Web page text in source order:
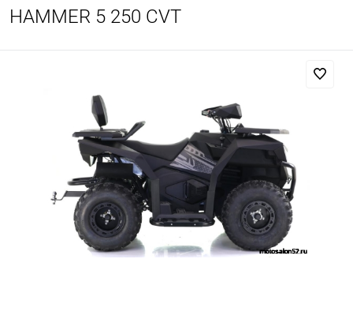
HAMMER 5 250 CVT